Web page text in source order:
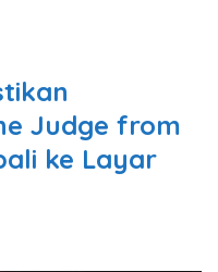
Judge from
ke Layar